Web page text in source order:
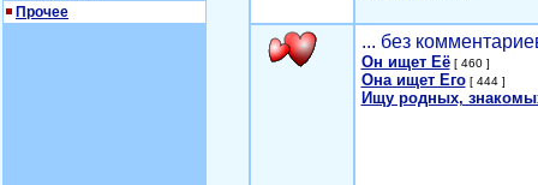
Прочее
... без
Он ищет Её[ 460 ]
Она ищет Его[ 444 ]
Ищу родных,